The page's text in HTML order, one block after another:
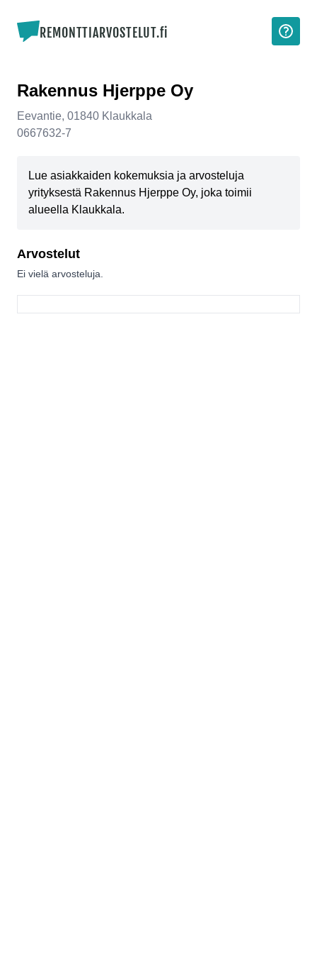
REMONTTIARVOSTELUT.fi
Rakennus Hjerppe Oy
Eevantie, 01840 Klaukkala
0667632-7
Lue asiakkaiden kokemuksia ja arvosteluja
yrityksestä Rakennus Hjerppe Oy, joka toimii
alueella Klaukkala.
Arvostelut
Ei vielä arvosteluja.